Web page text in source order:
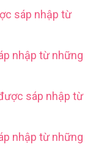
sáp nhập từ
nhập từ những
sáp nhập từ
nhập từ những